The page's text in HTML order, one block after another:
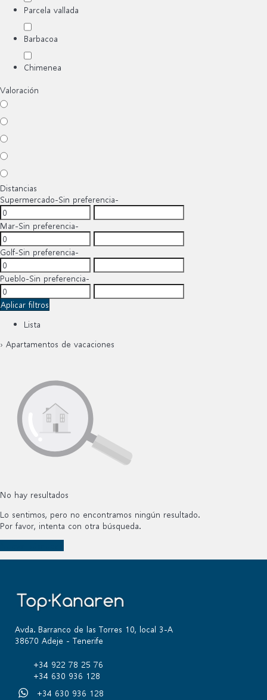
Parcela vallada
Barbacoa
Chimenea
Valoración
Distancias
Supermercado-Sin preferencia-
Mar-Sin preferencia-
Golf-Sin preferencia-
Pueblo-Sin preferencia-
Aplicar filtros
Lista
› Apartamentos de vacaciones
No hay resultados
Lo sentimos, pero no encontramos ningún resultado.
Por favor, intenta con otra búsqueda.
Avda. Barranco de las Torres 10, local 3-A
38670 Adeje - Tenerife
+34 922 78 25 76
+34 630 936 128
+34 630 936 128